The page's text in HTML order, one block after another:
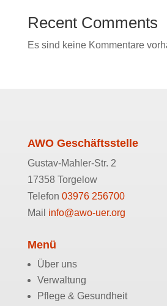
Recent Comments
Es sind keine Kommentare
AWO Geschäftsstelle
Gustav-Mahler-Str. 2
17358 Torgelow
Telefon 03976 256700
Mail info@awo-uer.org
Menü
Über uns
Verwaltung
Pflege & Gesundheit